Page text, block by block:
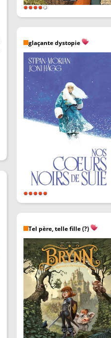
glaçante dystopie
Tel père, telle fille (?)